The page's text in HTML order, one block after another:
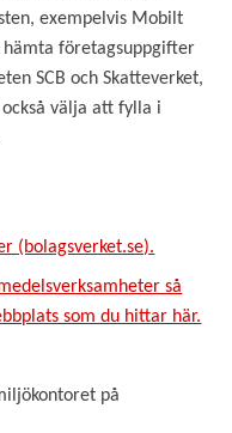
exempelvis Mobilt
hämta företagsuppgifter
SCB och Skatteverket,
välja att fylla i
(bolagsverket.se).
så
som du hittar här.
på